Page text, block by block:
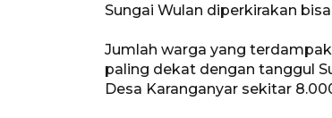
Sungai Wulan diperkirakan
Jumlah warga yang
paling dekat dengan tanggul
Desa Karanganyar sekitar